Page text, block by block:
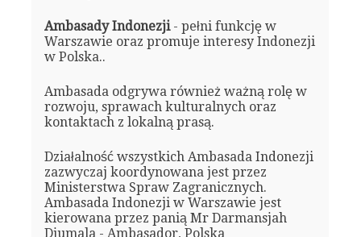
Ambasady Indonezji - pełni funkcję w
Warszawie oraz promuje interesy Indonezji
w Polska..
Ambasada odgrywa również ważną rolę w
rozwoju, sprawach kulturalnych oraz
kontaktach z lokalną prasą.
Działalność wszystkich Ambasada Indonezji
zazwyczaj koordynowana jest przez
Ministerstwa Spraw Zagranicznych.
Ambasada Indonezji w Warszawie jest
kierowana przez panią Mr Darmansjah
Djumala - Ambasador, Polska